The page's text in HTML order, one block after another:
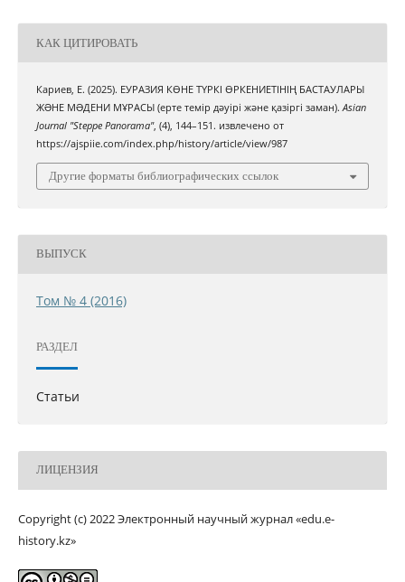
КАК ЦИТИРОВАТЬ
Кариев, Е. (2025). ЕУРАЗИЯ КӨНЕ ТҮРКІ ӨРКЕНИЕТІНІҢ БАСТАУЛАРЫ
ЖƏНЕ МƏДЕНИ МҰРАСЫ (ерте темір дәуірі және қазіргі заман).Asian
Journal "Steppe Panorama", (4), 144–151. извлечено от
https://ajspiie.com/index.php/history/article/view/987
Другие форматы библиографических ссылок
ВЫПУСК
Том № 4 (2016)
РАЗДЕЛ
Статьи
ЛИЦЕНЗИЯ
Copyright (c) 2022 Электронный научный журнал «edu.e-
history.kz»